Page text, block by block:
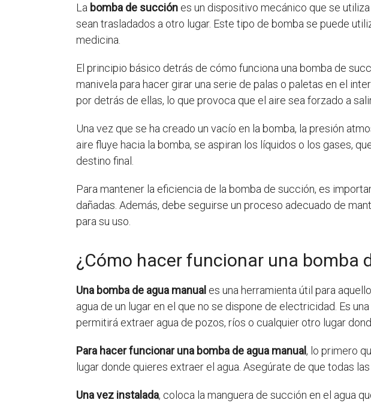
La bomba de succión es un dispositivo mecánico que se
sean trasladados a otro lugar. Este tipo de bomba se puede
medicina.
El principio básico detrás de cómo funciona una bomba de
manivela para hacer girar una serie de palas o paletas en el
por detrás de ellas, lo que provoca que el aire sea forzado a
Una vez que se ha creado un vacío en la bomba, la presión
aire fluye hacia la bomba, se aspiran los líquidos o los gases,
destino final.
Para mantener la eficiencia de la bomba de succión, es
dañadas. Además, debe seguirse un proceso adecuado de
para su uso.
¿Cómo hacer funcionar una bomba
Una bomba de agua manual es una herramienta útil para
agua de un lugar en el que no se dispone de electricidad. Es
permitirá extraer agua de pozos, ríos o cualquier otro lugar
Para hacer funcionar una bomba de agua manual, lo primero
lugar donde quieres extraer el agua. Asegúrate de que todas
Una vez instalada, coloca la manguera de succión en el agua